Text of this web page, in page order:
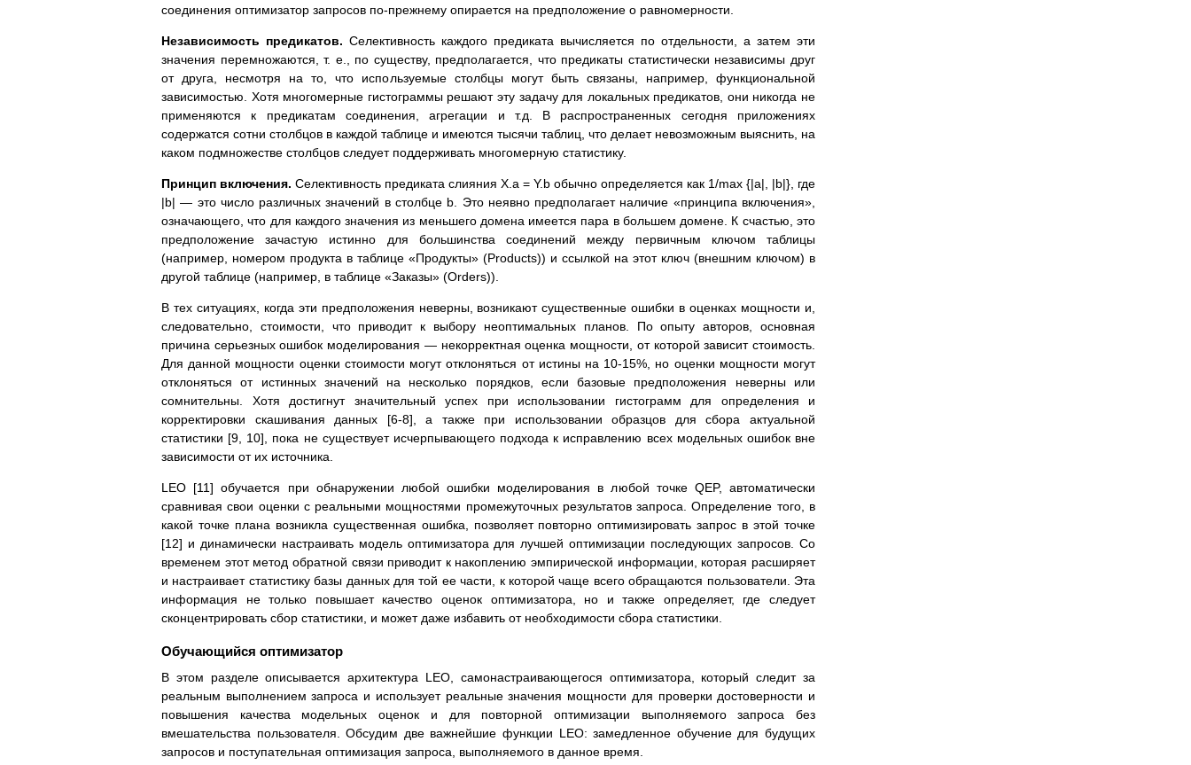
соединения оптимизатор запросов по-прежнему опирается на предположение о равномерности.
Независимость предикатов. Селективность каждого предиката вычисляется по отдельности, а затем эти
значения перемножаются, т. е., по существу, предполагается, что предикаты статистически независимы друг
от друга, несмотря на то, что используемые столбцы могут быть связаны, например, функциональной
зависимостью. Хотя многомерные гистограммы решают эту задачу для локальных предикатов, они никогда не
применяются к предикатам соединения, агрегации и т.д. В распространенных сегодня приложениях
содержатся сотни столбцов в каждой таблице и имеются тысячи таблиц, что делает невозможным выяснить, на
каком подмножестве столбцов следует поддерживать многомерную статистику.
Принцип включения. Селективность предиката слияния X.a = Y.b обычно определяется как 1/max {|a|, |b|}, где
|b| — это число различных значений в столбце b. Это неявно предполагает наличие «принципа включения»,
означающего, что для каждого значения из меньшего домена имеется пара в большем домене. К счастью, это
предположение зачастую истинно для большинства соединений между первичным ключом таблицы
(например, номером продукта в таблице «Продукты» (Products)) и ссылкой на этот ключ (внешним ключом) в
другой таблице (например, в таблице «Заказы» (Orders)).
В тех ситуациях, когда эти предположения неверны, возникают существенные ошибки в оценках мощности и,
следовательно, стоимости, что приводит к выбору неоптимальных планов. По опыту авторов, основная
причина серьезных ошибок моделирования — некорректная оценка мощности, от которой зависит стоимость.
Для данной мощности оценки стоимости могут отклоняться от истины на 10-15%, но оценки мощности могут
отклоняться от истинных значений на несколько порядков, если базовые предположения неверны или
сомнительны. Хотя достигнут значительный успех при использовании гистограмм для определения и
корректировки скашивания данных [6-8], а также при использовании образцов для сбора актуальной
статистики [9, 10], пока не существует исчерпывающего подхода к исправлению всех модельных ошибок вне
зависимости от их источника.
LEO [11] обучается при обнаружении любой ошибки моделирования в любой точке QEP, автоматически
сравнивая свои оценки с реальными мощностями промежуточных результатов запроса. Определение того, в
какой точке плана возникла существенная ошибка, позволяет повторно оптимизировать запрос в этой точке
[12] и динамически настраивать модель оптимизатора для лучшей оптимизации последующих запросов. Со
временем этот метод обратной связи приводит к накоплению эмпирической информации, которая расширяет
и настраивает статистику базы данных для той ее части, к которой чаще всего обращаются пользователи. Эта
информация не только повышает качество оценок оптимизатора, но и также определяет, где следует
сконцентрировать сбор статистики, и может даже избавить от необходимости сбора статистики.
Обучающийся оптимизатор
В этом разделе описывается архитектура LEO, самонастраивающегося оптимизатора, который следит за
реальным выполнением запроса и использует реальные значения мощности для проверки достоверности и
повышения качества модельных оценок и для повторной оптимизации выполняемого запроса без
вмешательства пользователя. Обсудим две важнейшие функции LEO: замедленное обучение для будущих
запросов и поступательная оптимизация запроса, выполняемого в данное время.